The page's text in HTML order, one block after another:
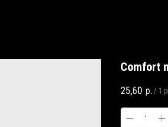
Comfort
25,60 р. / 1